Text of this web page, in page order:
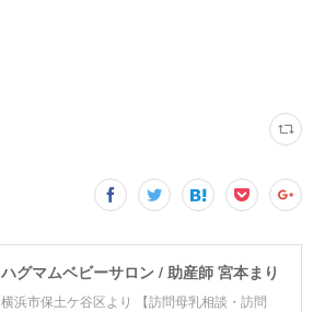
ハグマムベビーサロン / 助産師 宮本まり
横浜市保土ケ谷区より 【訪問母乳相談・訪問